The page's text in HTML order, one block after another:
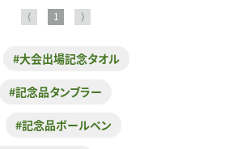
⟨ 1 ⟩
#大会出場記念タオル
#記念品タンブラー
#記念品ボールペン